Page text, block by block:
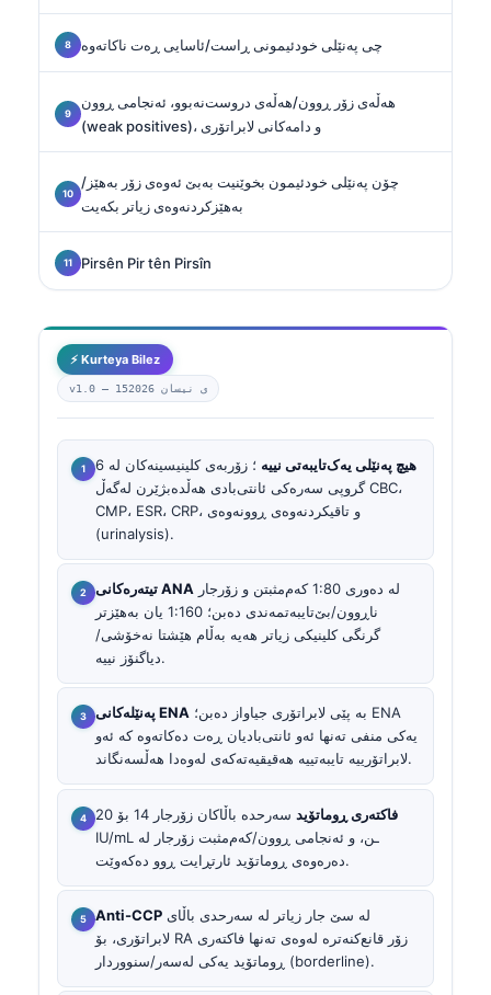
چی پەنێلی خودئیمونی ڕاست/ئاسایی ڕەت ناکاتەوە
هەڵەی زۆر ڕوون/هەڵەی دروست‌نەبوو، ئەنجامی ڕوون
(weak positives)، و دامەکانی لابراتۆری
چۆن پەنێلی خودئیمون بخوێنیت بەبێ ئەوەی زۆر بەهێز/
بەهێزکردنەوەی زیاتر بکەیت
Pirsên Pir tên Pirsîn
⚡ Kurteya Bilez
v1.0 — 15ی نیسان 2026
هیچ پەنێلی یەک‌تایبەتی نییە
؛ زۆربەی کلینیسینەکان لە 6
گروپی سەرەکی ئانتی‌بادی هەڵدەبژێرن لەگەڵ CBC،
CMP، ESR، CRP، و تاقیکردنەوەی ڕوونەوەی
(urinalysis).
تیتەرەکانی ANA
ناڕوون/بێ‌تایبەتمەندی دەبن؛ 1:160 یان بەهێزتر
گرنگی کلینیکی زیاتر هەیە بەڵام هێشتا نەخۆشی/
دیاگنۆز نییە.
پەنێلەکانی ENA
یەکی منفی تەنها ئەو ئانتی‌بادیان ڕەت دەکاتەوە کە ئەو
لابراتۆرییە تایبەتییە هەقیقیەتەکەی لەوەدا هەڵسەنگاند.
فاکتەری ڕوماتۆید
سەرحدە باڵاکان زۆرجار 14 بۆ 20
IU/mL ـن، و ئەنجامی ڕوون/کەم‌مثبت زۆرجار لە
دەرەوەی ڕوماتۆید ئارتڕایت ڕوو دەکەوێت.
Anti-CCP
لابراتۆری، بۆ RA زۆر قانع‌کنەترە لەوەی تەنها فاکتەری
ڕوماتۆید یەکی لەسەر/سنووردار (borderline).